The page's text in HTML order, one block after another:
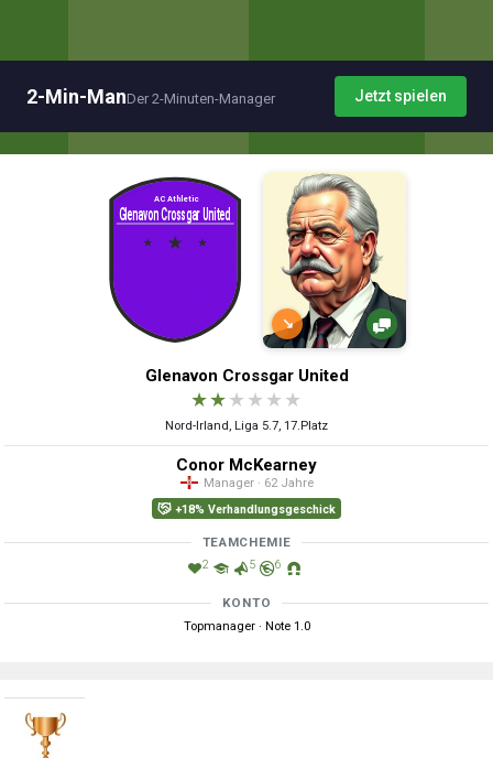
2-Min-ManDer 2-Minuten-Manager Jetzt spielen
↘
Glenavon Crossgar United
★★★ ★ ★ ★
Nord-Irland, Liga 5.7, 17.Platz
Conor McKearney
Manager · 62 Jahre
+18% Verhandlungsgeschick
TEAMCHEMIE
2 5 6
KONTO
Topmanager · Note 1.0